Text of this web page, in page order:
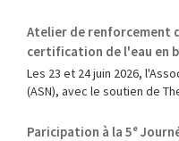
Atelier de renforcement
certification de l'eau en
Les 23 et 24 juin 2026,
(ASN), avec le soutien de
Paricipation à la 5ᵉ